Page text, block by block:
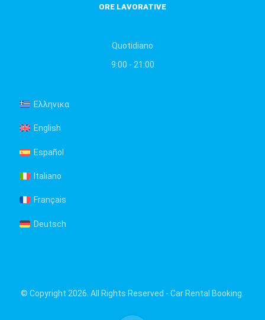
ORE LAVORATIVE
Quotidiano
9:00 - 21:00
Ελληνικα
English
Español
Italiano
Français
Deutsch
© Copyright 2026. All Rights Reserved - Car Rental Booking.